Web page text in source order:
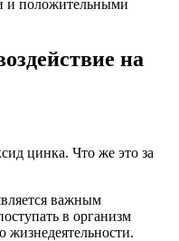
и положительными
на
цинка. Что же это за
важным
в организм
жизнедеятельности.